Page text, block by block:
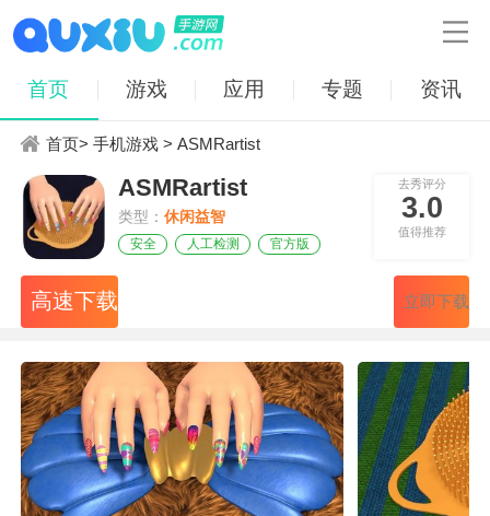

首页 游戏 应用 专题 资讯
首页>手机游戏 > ASMRartist
ASMRartist
类型：休闲益智
安全 人工检测 官方版
去秀评分
3.0
值得推荐
高速下载 立即下载